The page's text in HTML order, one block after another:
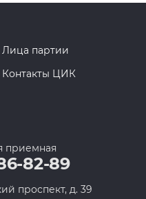
Лица партии
Контакты ЦИК
приемная
82-89
проспект, д. 39